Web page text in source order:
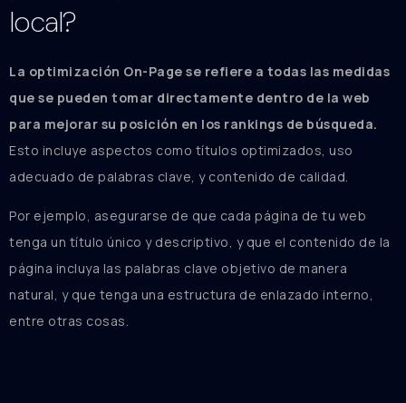
local?
La optimización On-Page se refiere a todas las medidas
que se pueden tomar directamente dentro de la web
para mejorar su posición en los rankings de búsqueda.
Esto incluye aspectos como títulos optimizados, uso
adecuado de palabras clave, y contenido de calidad.
Por ejemplo, asegurarse de que cada página de tu web
tenga un título único y descriptivo, y que el contenido de la
página incluya las palabras clave objetivo de manera
natural, y que tenga una estructura de enlazado interno,
entre otras cosas.